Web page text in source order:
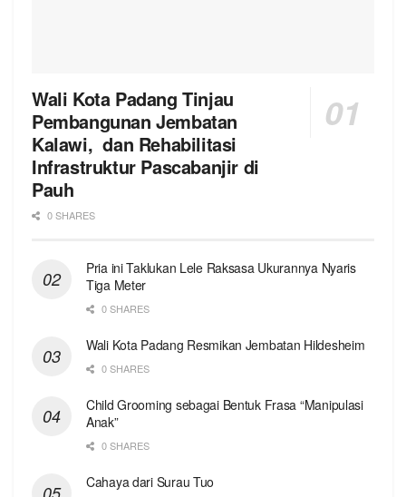
Wali Kota Padang Tinjau
Pembangunan Jembatan
Kalawi, dan Rehabilitasi
Infrastruktur Pascabanjir di
Pauh
0 SHARES
Pria ini Taklukan Lele Raksasa Ukurannya Nyaris
Tiga Meter
0 SHARES
Wali Kota Padang Resmikan Jembatan Hildesheim
0 SHARES
Child Grooming sebagai Bentuk Frasa “Manipulasi
Anak”
0 SHARES
Cahaya dari Surau Tuo